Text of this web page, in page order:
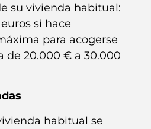
su vivienda habitual:
si hace
para acogerse
de 20.000 € a 30.000
habitual se